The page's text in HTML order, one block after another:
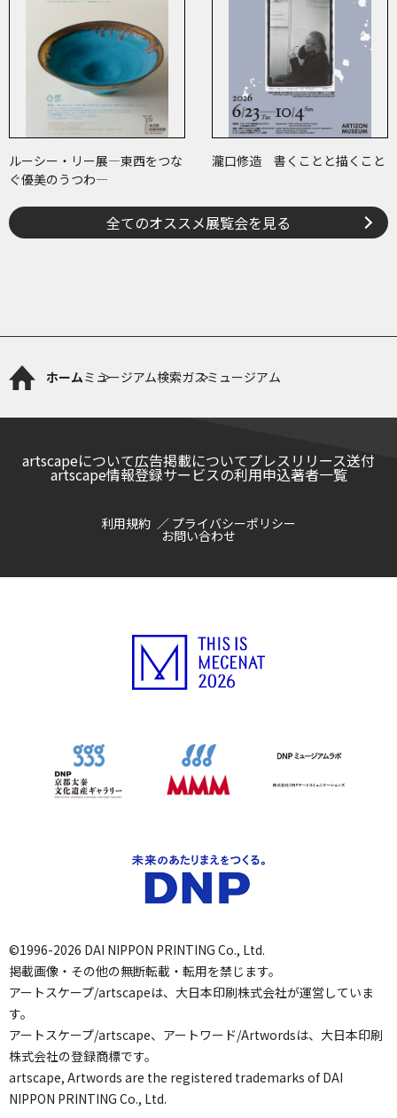
ルーシー・リー展―東西をつな
ぐ優美のうつわ―
瀧口修造 書くことと描くこと
全てのオススメ展覧会を見る
ホームミュージアム検索ガスミュージアム
artscapeについて広告掲載についてプレスリリース送付
artscape情報登録サービスの利用申込著者一覧
利用規約 プライバシーポリシー
お問い合わせ
©1996-2026 DAI NIPPON PRINTING Co., Ltd.
掲載画像・その他の無断転載・転用を禁じます。
アートスケープ/artscapeは、大日本印刷株式会社が運営していま
す。
アートスケープ/artscape、アートワード/Artwordsは、大日本印刷
株式会社の登録商標です。
artscape, Artwords are the registered trademarks of DAI
NIPPON PRINTING Co., Ltd.